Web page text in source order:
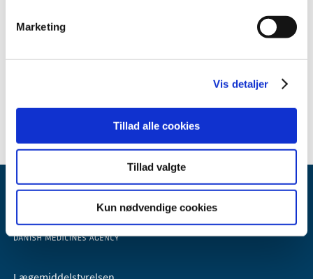
Marketing
Vis detaljer
Tillad alle cookies
Tillad valgte
Kun nødvendige cookies
juli (1)
2007 (3)